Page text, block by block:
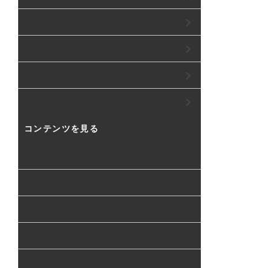
コンテンツを見る